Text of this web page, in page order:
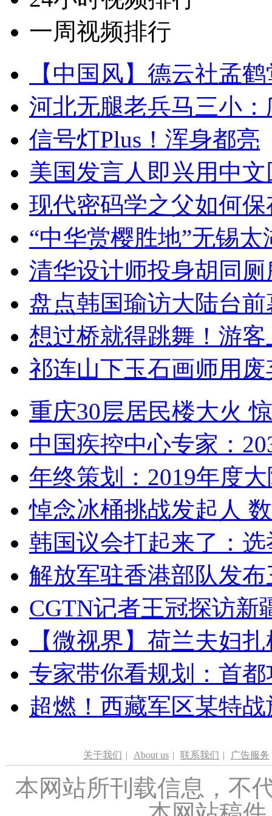
一周视频排行
【中国风】德云社孟
河北无腿老兵马三小
信号灯Plus！浑身都亮
美国发言人即兴用中
现代密码学之父如何
“中华赏樱胜地”无锡
清华设计师投身胡同
盘点韩国瑜访大陆台
想过桥就得跳舞！游客
祁连山下玉石画师用
重庆30层居民楼大火
中国疾控中心专家：
年终策划：2019年度
悼念冰桶挑战发起人
韩国议会打起来了：
解放军驻香港部队发
CGTN记者王冠探访新
【微视界】荷兰夫妇
专家带你看规划：首
超燃！西藏军区某特
关于我们 | About us | 联系我们 | 广告服务
本网站所刊载信息，不